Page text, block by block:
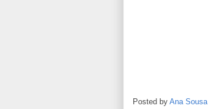
Posted by Ana Sousa